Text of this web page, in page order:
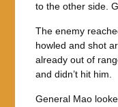
to the other side.
The enemy
howled and shot
already out of
and didn’t hit him.
General Mao